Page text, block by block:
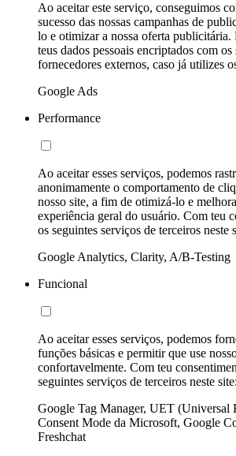
Ao aceitar este serviço, conseguimos
sucesso das nossas campanhas de
lo e otimizar a nossa oferta publicitária.
teus dados pessoais encriptados com os
fornecedores externos, caso já utilizes
Google Ads
Performance
Ao aceitar esses serviços, podemos
anonimamente o comportamento de
nosso site, a fim de otimizá-lo e
experiência geral do usuário. Com teu
os seguintes serviços de terceiros neste
Google Analytics, Clarity, A/B-Testing
Funcional
Ao aceitar esses serviços, podemos
funções básicas e permitir que use
confortavelmente. Com teu
seguintes serviços de terceiros neste site:
Google Tag Manager, UET (Universal
Consent Mode da Microsoft, Google
Freshchat